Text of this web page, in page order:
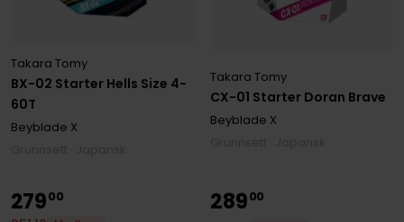
BX-02 Starter Hells Size 4-
60T
Takara Tomy
Beyblade X
CX-01 Starter Doran Brave
Takara Tomy
Beyblade X
27900 28900